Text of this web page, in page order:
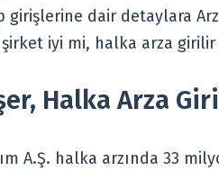
dair detaylara
şirket iyi mi, halka arza
Halka Arza
A.Ş. halka arzında 33